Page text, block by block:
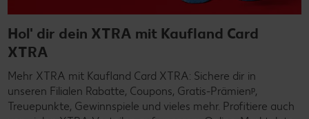
Hol' dir dein XTRA mit Kaufland Card
XTRA
Mehr XTRA mit Kaufland Card XTRA: Sichere dir in
unseren Filialen Rabatte, Coupons, Gratis-Prämienᵖ,
Treuepunkte, Gewinnspiele und vieles mehr. Profitiere auch